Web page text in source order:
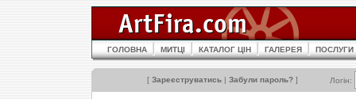
ГОЛОВНА МИТЦІ КАТАЛОГ ЦІН ГАЛЕРЕЯ ПОСЛУГИ
[ Зареєструватись | Забули пароль? ] Логін: